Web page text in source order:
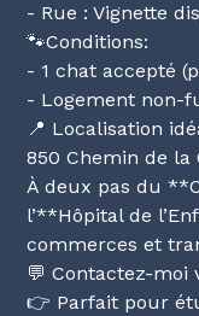
- Rue : Vignette
🐾Conditions:
- 1 chat accepté
- Logement non-
📍 Localisation
850 Chemin de la
À deux pas du
l’**Hôpital de
commerces et
💬 Contactez-moi
👉 Parfait pour